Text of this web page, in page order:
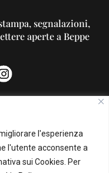
l'esperienza
l'utente acconsente a
sui Cookies. Per
segnalazioni,
aperte a Beppe
PUBBLICITA'
su questo Blog: